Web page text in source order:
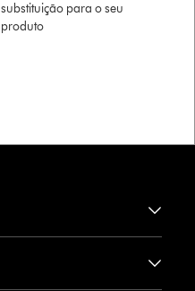
substituição para o seu
produto